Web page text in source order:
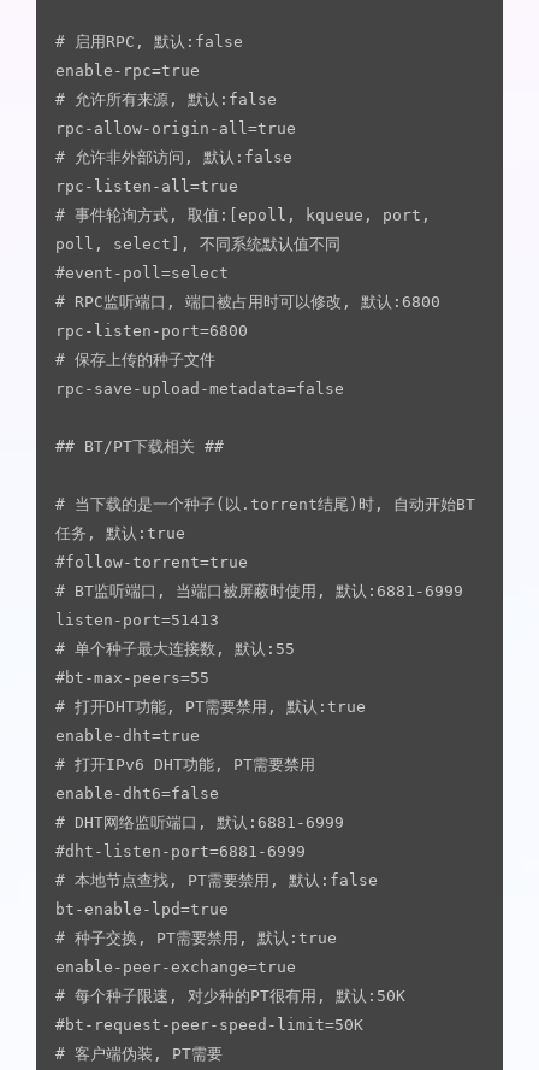
# 启用RPC, 默认:false
enable-rpc=true
# 允许所有来源, 默认:false
rpc-allow-origin-all=true
# 允许非外部访问, 默认:false
rpc-listen-all=true
# 事件轮询方式, 取值:[epoll, kqueue, port,
poll, select], 不同系统默认值不同
#event-poll=select
# RPC监听端口, 端口被占用时可以修改, 默认:6800
rpc-listen-port=6800
# 保存上传的种子文件
rpc-save-upload-metadata=false
## BT/PT下载相关 ##
# 当下载的是一个种子(以.torrent结尾)时, 自动开始BT
任务, 默认:true
#follow-torrent=true
# BT监听端口, 当端口被屏蔽时使用, 默认:6881-6999
listen-port=51413
# 单个种子最大连接数, 默认:55
#bt-max-peers=55
# 打开DHT功能, PT需要禁用, 默认:true
enable-dht=true
# 打开IPv6 DHT功能, PT需要禁用
enable-dht6=false
# DHT网络监听端口, 默认:6881-6999
#dht-listen-port=6881-6999
# 本地节点查找, PT需要禁用, 默认:false
bt-enable-lpd=true
# 种子交换, PT需要禁用, 默认:true
enable-peer-exchange=true
# 每个种子限速, 对少种的PT很有用, 默认:50K
#bt-request-peer-speed-limit=50K
# 客户端伪装, PT需要